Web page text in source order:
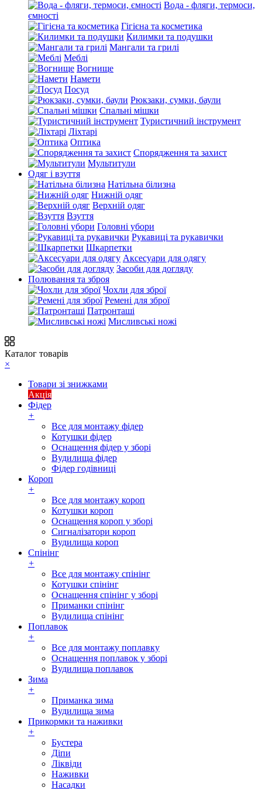
Вода - фляги, термоси,
ємності
Гігієна та косметика
Килимки та подушки
Мангали та грилі
Меблі
Вогнище
Намети
Посуд
Рюкзаки, сумки, баули
Спальні мішки
Туристичний інструмент
Ліхтарі
Оптика
Спорядження та захист
Мультитули
Одяг і взуття
Натільна білизна
Нижній одяг
Верхній одяг
Взуття
Головні убори
Рукавиці та рукавички
Шкарпетки
Аксесуари для одягу
Засоби для догляду
Полювання та зброя
Чохли для зброї
Ремені для зброї
Патронташі
Мисливські ножі
Каталог товарів
×
Товари зі знижками
Акція
Фідер
+
Все для монтажу фідер
Котушки фідер
Оснащення фідер у зборі
Вудилища фідер
Фідер годівниці
Короп
+
Все для монтажу короп
Котушки короп
Оснащення короп у зборі
Сигналізатори короп
Вудилища короп
Спінінг
+
Все для монтажу спінінг
Котушки спінінг
Оснащення спінінг у зборі
Приманки спінінг
Вудилища спінінг
Поплавок
+
Все для монтажу поплавку
Оснащення поплавок у зборі
Вудилища поплавок
Зима
+
Приманка зима
Вудилища зима
Прикормки та наживки
+
Бустера
Діпи
Ліквіди
Наживки
Насадки